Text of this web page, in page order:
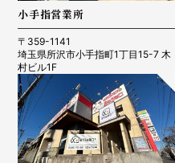
小手指営業所
〒359-1141
埼玉県所沢市小手指町1丁目15-7 木
村ビル1F